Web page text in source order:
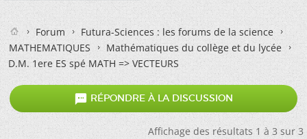
Forum
Futura-Sciences : les forums de la science
MATHEMATIQUES
Mathématiques du collège et du lycée
D.M. 1ere ES spé MATH => VECTEURS
 RÉPONDRE À LA DISCUSSION
Affichage des résultats 1 à 3 sur 3